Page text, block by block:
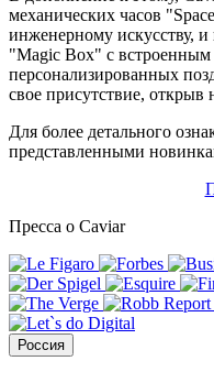
механических часов
инженерному искусству,
"Magic Box" с встроенным
персонализированных
свое присутствие,
Для более детального
представленными
Пресса о Caviar
Россия